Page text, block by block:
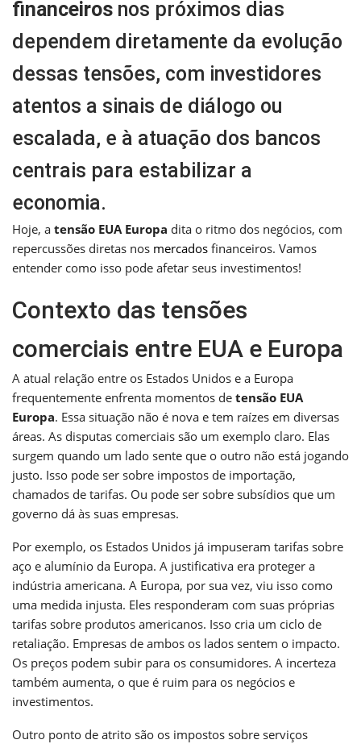
financeiros nos próximos dias
dependem diretamente da evolução
dessas tensões, com investidores
atentos a sinais de diálogo ou
escalada, e à atuação dos bancos
centrais para estabilizar a
economia.
Hoje, a tensão EUA Europa dita o ritmo dos negócios, com
repercussões diretas nos mercados financeiros. Vamos
entender como isso pode afetar seus investimentos!
Contexto das tensões
comerciais entre EUA e Europa
A atual relação entre os Estados Unidos e a Europa
frequentemente enfrenta momentos de tensão EUA
Europa. Essa situação não é nova e tem raízes em diversas
áreas. As disputas comerciais são um exemplo claro. Elas
surgem quando um lado sente que o outro não está jogando
justo. Isso pode ser sobre impostos de importação,
chamados de tarifas. Ou pode ser sobre subsídios que um
governo dá às suas empresas.
Por exemplo, os Estados Unidos já impuseram tarifas sobre
aço e alumínio da Europa. A justificativa era proteger a
indústria americana. A Europa, por sua vez, viu isso como
uma medida injusta. Eles responderam com suas próprias
tarifas sobre produtos americanos. Isso cria um ciclo de
retaliação. Empresas de ambos os lados sentem o impacto.
Os preços podem subir para os consumidores. A incerteza
também aumenta, o que é ruim para os negócios e
investimentos.
Outro ponto de atrito são os impostos sobre serviços